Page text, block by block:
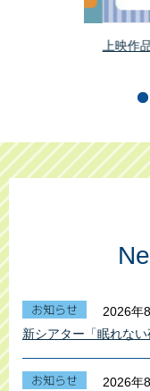
上映作品
2026年8
新シアター「眠れな
2026年8